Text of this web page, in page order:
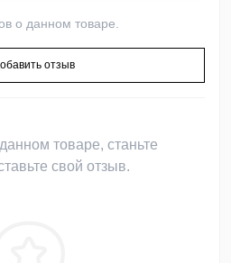
о данном товаре.
отзыв
товаре, станьте
свой отзыв.